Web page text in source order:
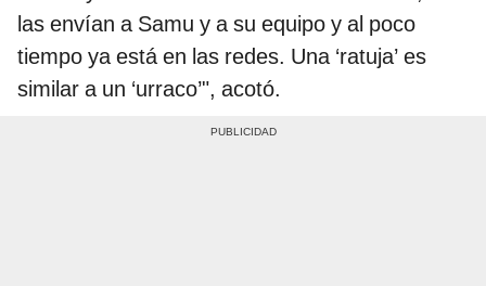
las envían a Samu y a su equipo y al poco
tiempo ya está en las redes. Una ‘ratuja’ es
similar a un ‘urraco’", acotó.